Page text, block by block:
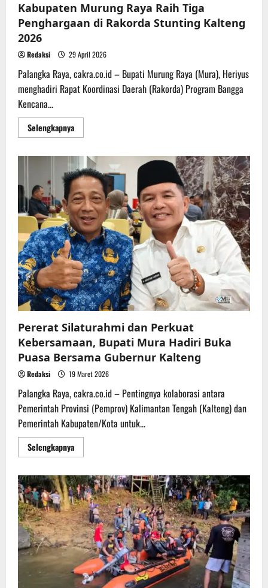
Kabupaten Murung Raya Raih Tiga
Penghargaan di Rakorda Stunting Kalteng
2026
Redaksi 29 April 2026
Palangka Raya, cakra.co.id – Bupati Murung Raya (Mura), Heriyus
menghadiri Rapat Koordinasi Daerah (Rakorda) Program Bangga
Kencana...
SelengkapnyaRead
more
Murung
Raya
Raih
Tiga
Penghargaan
di
Rakorda
Stunting
Kalteng
2026
Pererat Silaturahmi dan Perkuat
Kebersamaan, Bupati Mura Hadiri Buka
Puasa Bersama Gubernur Kalteng
Redaksi 19 Maret 2026
Palangka Raya, cakra.co.id – Pentingnya kolaborasi antara
Pemerintah Provinsi (Pemprov) Kalimantan Tengah (Kalteng) dan
Pemerintah Kabupaten/Kota untuk...
SelengkapnyaRead
more
Silaturahmi
dan
Perkuat
Kebersamaan,
Bupati
Mura
Hadiri
Buka
Puasa
Bersama
Gubernur
Kalteng